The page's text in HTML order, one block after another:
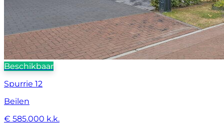
Beschikbaar
Spurrie 12
Beilen
€ 585.000 k.k.